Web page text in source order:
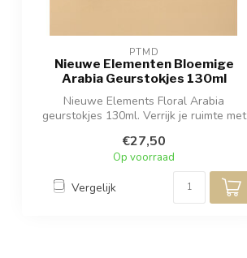
PTMD
Nieuwe Elementen Bloemige
Arabia Geurstokjes 130ml
Nieuwe Elements Floral Arabia
geurstokjes 130ml. Verrijk je ruimte met
€27,50
Op voorraad
Vergelijk